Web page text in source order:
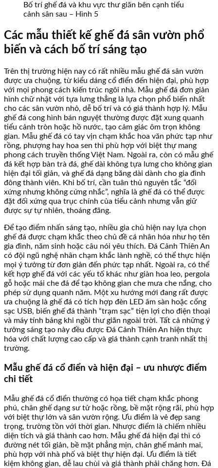
Bố trí ghế đá và khu vực thư giãn bên cạnh tiểu
cảnh sân sau – Hình 5
Các mẫu thiết kế ghế đá sân vườn phổ
biến và cách bố trí sáng tạo
Trên thị trường hiện nay có rất nhiều mẫu ghế đá sân vườn
được ưa chuộng, từ kiểu dáng cổ điển đến hiện đại, phù hợp
với mọi phong cách kiến trúc ngôi nhà. Mẫu ghế đá đơn giản
hình chữ nhật với tựa lưng thẳng là lựa chọn phổ biến nhất
cho các sân vườn nhỏ, dễ bố trí và có giá thành hợp lý. Mẫu
ghế đá cong hình bán nguyệt thường được đặt xung quanh
tiểu cảnh tròn hoặc hồ nước, tạo cảm giác ôm trọn không
gian. Mẫu ghế đá có tay vịn chạm khắc hoa văn phức tạp như
rồng, phượng hay hoa sen thì phù hợp với biệt thự mang
phong cách truyền thống Việt Nam. Ngoài ra, còn có mẫu ghế
đá kết hợp bàn trà đá, ghế dài không tựa lưng cho không gian
hiện đại tối giản, và ghế đá dạng băng dài dành cho gia đình
đông thành viên. Khi bố trí, cần tuân thủ nguyên tắc “đối
xứng nhưng không cứng nhắc”, nghĩa là ghế đá có thể được
đặt đối xứng qua trục chính của tiểu cảnh nhưng vẫn giữ
được sự tự nhiên, thoáng đãng.
Để tạo điểm nhấn sáng tạo, nhiều gia chủ hiện nay lựa chọn
ghế đá được chạm khắc theo chủ đề cá nhân hóa như họ tên
gia đình, năm sinh hoặc câu nói yêu thích. Đá Cảnh Thiên An
có đội ngũ nghệ nhân chạm khắc lành nghề, có thể thực hiện
mọi ý tưởng từ đơn giản đến phức tạp nhất. Ngoài ra, có thể
kết hợp ghế đá với các yếu tố khác như giàn hoa leo, pergola
gỗ hoặc mái che đá để tạo không gian che mưa che nắng, cho
phép sử dụng quanh năm. Một xu hướng mới đang rất được
ưa chuộng là ghế đá có tích hợp đèn LED âm sàn hoặc cổng
sạc USB, biến ghế đá thành “trạm sạc” tiện lợi cho điện thoại
và máy tính bảng khi ngồi thư giãn ngoài trời. Tất cả những ý
tưởng sáng tạo này đều được Đá Cảnh Thiên An hiện thực
hóa với chất lượng cao cấp và giá thành cạnh tranh nhất thị
trường.
Mẫu ghế đá cổ điển và hiện đại – ưu nhược điểm
chi tiết
Mẫu ghế đá cổ điển thường có họa tiết chạm khắc phong
phú, chân ghế dạng sư tử hoặc rồng, bề mặt rộng rãi, phù hợp
với biệt thự lớn và sân vườn rộng. Ưu điểm là vẻ đẹp sang
trọng, trường tồn với thời gian. Nhược điểm là chiếm nhiều
diện tích và giá thành cao hơn. Mẫu ghế đá hiện đại thì có
đường nét tối giản, bề mặt phẳng mịn, chân ghế mảnh mai,
phù hợp với nhà phố và biệt thự hiện đại. Ưu điểm là tiết
kiệm không gian, dễ lau chùi và giá thành phải chăng hơn. Đá